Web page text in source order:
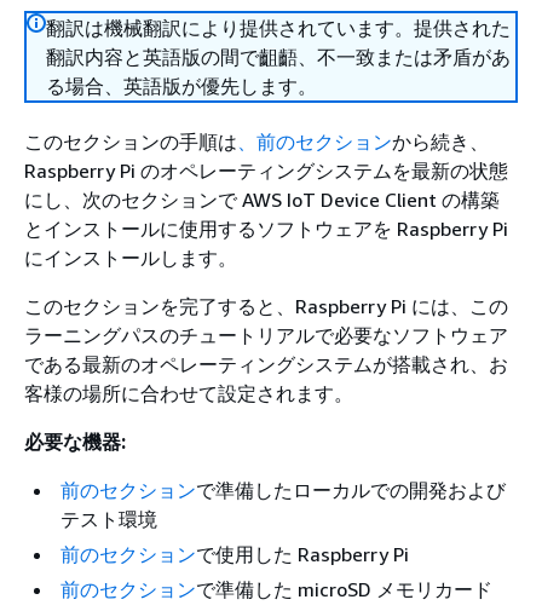
翻訳は機械翻訳により提供されています。提供された
翻訳内容と英語版の間で齟齬、不一致または矛盾があ
る場合、英語版が優先します。
このセクションの手順は、前のセクションから続き、
Raspberry Pi のオペレーティングシステムを最新の状態
にし、次のセクションで AWS IoT Device Client の構築
とインストールに使用するソフトウェアを Raspberry Pi
にインストールします。
このセクションを完了すると、Raspberry Pi には、この
ラーニングパスのチュートリアルで必要なソフトウェア
である最新のオペレーティングシステムが搭載され、お
客様の場所に合わせて設定されます。
必要な機器:
前のセクションで準備したローカルでの開発および
テスト環境
前のセクションで使用した Raspberry Pi
前のセクションで準備した microSD メモリカード